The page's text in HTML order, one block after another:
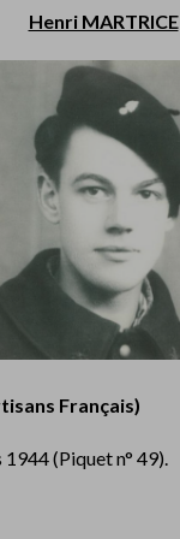
Henri MARTRICE
Français)
(Piquet n° 49).